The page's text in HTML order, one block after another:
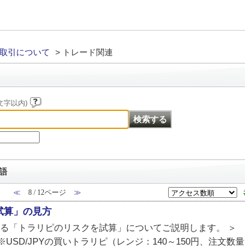
引について > トレード関連
字以内)
≪ 8 / 12ページ ≫
算」の見方
「トラリピのリスクを試算」についてご説明します。 ＞
JPYの買いトラリピ（レンジ：140～150円、注文数量